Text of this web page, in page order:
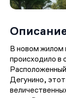
В новом жилом
происходило в
Дегунино,